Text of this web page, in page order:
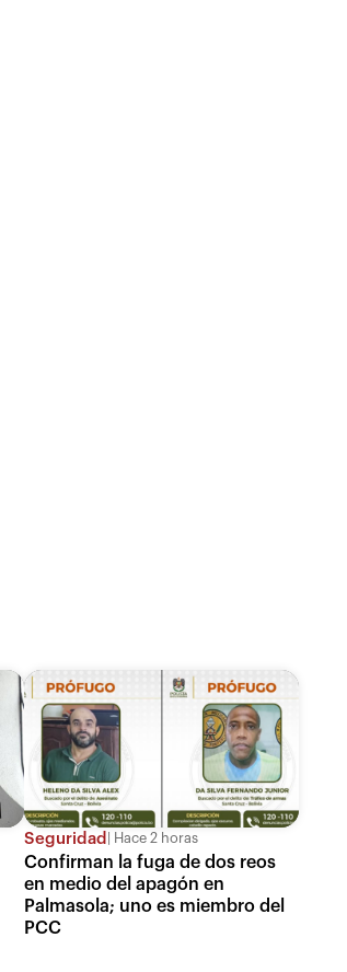
Seguridad Hace 2 horas
Confirman la fuga de dos reos
en medio del apagón en
Palmasola; uno es miembro del
PCC